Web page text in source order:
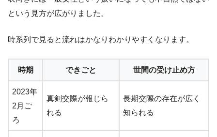
という見方が広がりました。
時系列で見ると流れはかなりわかりやすくなります。
時期 できごと 世間の受け止め方
2023年
2月ご
ろ
真剣交際が報じら
れる
長期交際の存在が広く
知られる